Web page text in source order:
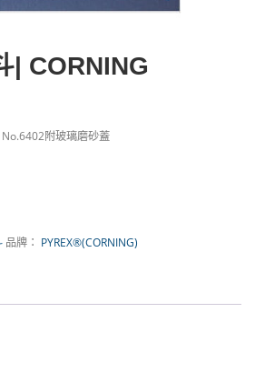
| CORNING
附玻璃磨砂蓋
品牌： PYREX®(CORNING)